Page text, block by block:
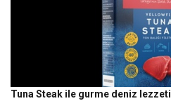
Tuna Steak ile gurme deniz lezzeti